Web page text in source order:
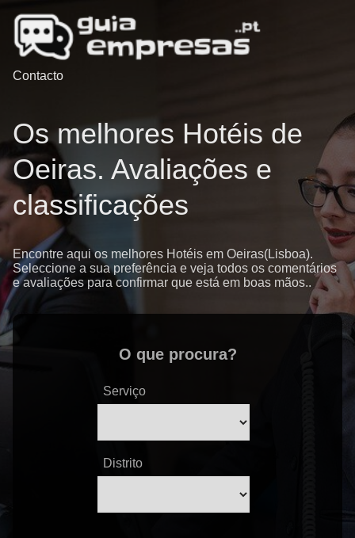
Contacto
Os melhores Hotéis de
Oeiras. Avaliações e
classificações
Encontre aqui os melhores Hotéis em Oeiras(Lisboa).
Seleccione a sua preferência e veja todos os comentários
e avaliações para confirmar que está em boas mãos..
O que procura?
Serviço
Distrito